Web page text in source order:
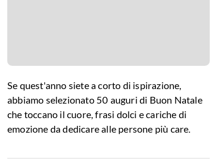
Se quest'anno siete a corto di ispirazione,
abbiamo selezionato 50 auguri di Buon Natale
che toccano il cuore, frasi dolci e cariche di
emozione da dedicare alle persone più care.